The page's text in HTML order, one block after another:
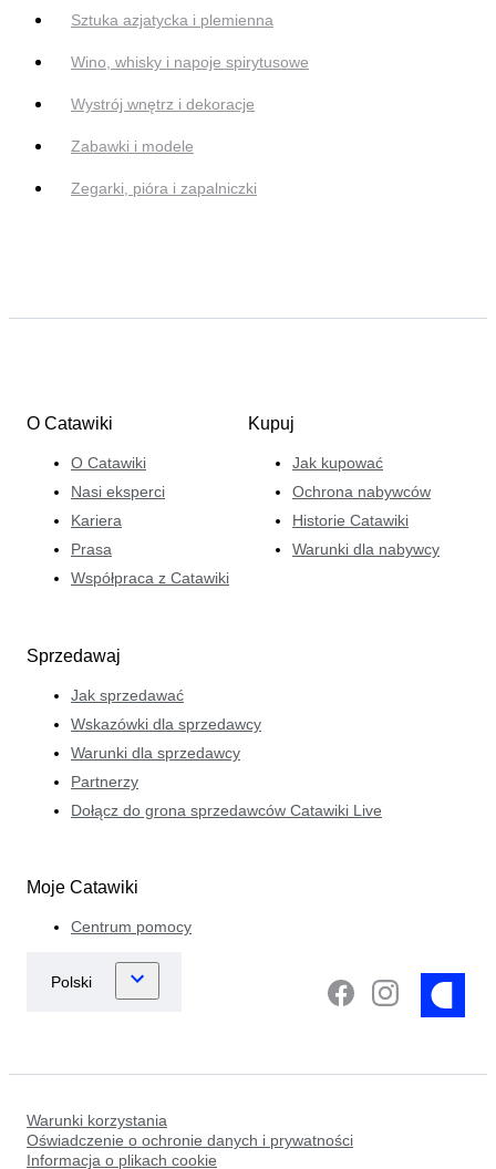
Sztuka azjatycka i plemienna
Wino, whisky i napoje spirytusowe
Wystrój wnętrz i dekoracje
Zabawki i modele
Zegarki, pióra i zapalniczki
O Catawiki
O Catawiki
Nasi eksperci
Kariera
Prasa
Współpraca z Catawiki
Kupuj
Jak kupować
Ochrona nabywców
Historie Catawiki
Warunki dla nabywcy
Sprzedawaj
Jak sprzedawać
Wskazówki dla sprzedawcy
Warunki dla sprzedawcy
Partnerzy
Dołącz do grona sprzedawców Catawiki Live
Moje Catawiki
Centrum pomocy
Warunki korzystania
Oświadczenie o ochronie danych i prywatności
Informacja o plikach cookie